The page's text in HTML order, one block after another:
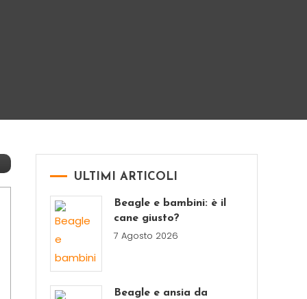
ULTIMI ARTICOLI
Beagle e bambini: è il
cane giusto?
7 Agosto 2026
Beagle e ansia da